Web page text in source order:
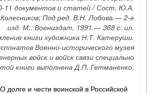
11 документов и статей / Сост. Ю.А.
Под ред. В.Н. Лобова.— 2-е
изд. М.: Воениздат, 1991.— 368 с: ил.
книги художника Н.Т. Катеруши.
Военно-исторического музея
войск и войск связи специально
книги выполнена Д.П. Гетманенко.
О долге и чести воинской в Российской